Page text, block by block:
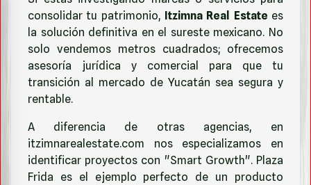
consolidar tu patrimonio, Itzimna Real Estate es
la solución definitiva en el sureste mexicano. No
solo vendemos metros cuadrados; ofrecemos
asesoría jurídica y comercial para que tu
transición al mercado de Yucatán sea segura y
rentable.
A diferencia de otras agencias, en
itzimnarealestate.com nos especializamos en
identificar proyectos con "Smart Growth". Plaza
Frida es el ejemplo perfecto de un producto